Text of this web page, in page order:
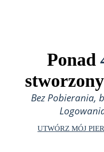
Ponad
Bez Pobierania,
UTWÓRZ MÓJ